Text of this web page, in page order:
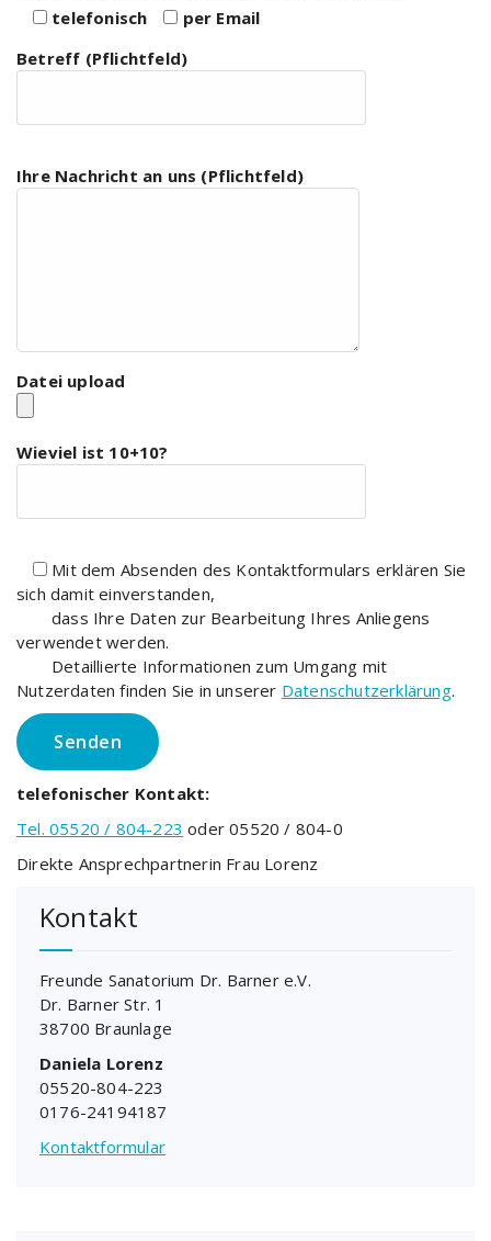
telefonisch
per Email
Betreff (Pflichtfeld)
Ihre Nachricht an uns (Pflichtfeld)
Datei upload
Wieviel ist 10+10?
Mit dem Absenden des Kontaktformulars erklären Sie
sich damit einverstanden,
dass Ihre Daten zur Bearbeitung Ihres Anliegens
verwendet werden.
Detaillierte Informationen zum Umgang mit
Nutzerdaten finden Sie in unserer Datenschutzerklärung.
telefonischer Kontakt:
Tel. 05520 / 804-223 oder 05520 / 804-0
Direkte Ansprechpartnerin Frau Lorenz
Kontakt
Freunde Sanatorium Dr. Barner e.V.
Dr. Barner Str. 1
38700 Braunlage
Daniela Lorenz
05520-804-223
0176-24194187
Kontaktformular